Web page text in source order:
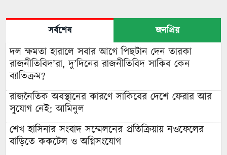
সর্বশেষ জনপ্রিয়
দল ক্ষমতা হারালে সবার আগে পিছটান দেন তারকা
রাজনীতিবিদ’রা, দু’দিনের রাজনীতিবিদ সাকিব কেন
ব্যাতিক্রম?
রাজনৈতিক অবস্থানের কারণে সাকিবের দেশে ফেরার আর
সুযোগ নেই: আমিনুল
শেখ হাসিনার সংবাদ সম্মেলনের প্রতিক্রিয়ায় নওফেলের
বাড়িতে ককটেল ও অগ্নিসংযোগ